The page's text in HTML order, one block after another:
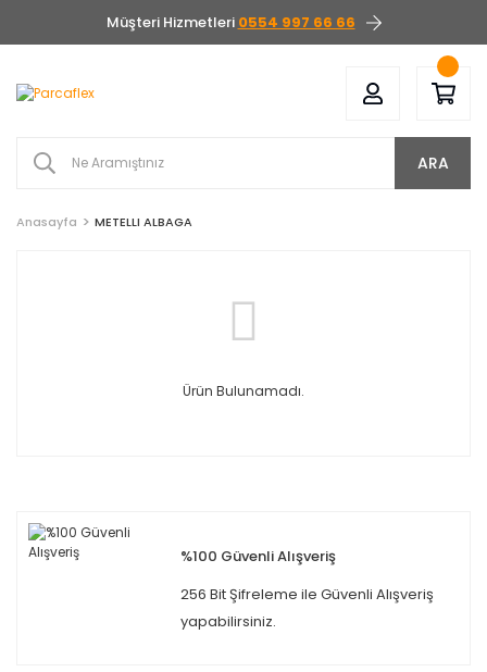
Müşteri Hizmetleri 0554 997 66 66
ARA
Anasayfa METELLI ALBAGA
Ürün Bulunamadı.
%100 Güvenli Alışveriş
256 Bit Şifreleme ile Güvenli Alışveriş
yapabilirsiniz.